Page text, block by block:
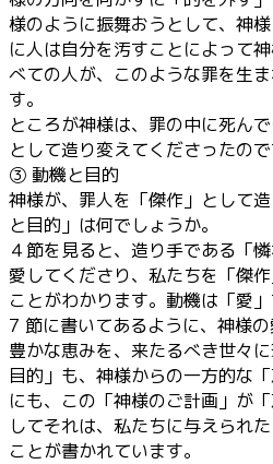
様のように振舞おうとして、神
に人は自分を汚すことによって
べての人が、このような罪を生
す。
ところが神様は、罪の中に死ん
として造り変えてくださったので
③ 動機と目的
神様が、罪人を「傑作」として
と目的」は何でしょうか。
４節を見ると、造り手である「
愛してくださり、私たちを「傑
ことがわかります。動機は「愛
7 節に書いてあるように、神様
豊かな恵みを、来たるべき世々
目的」も、神様からの一方的な
にも、この「神様のご計画」が
してそれは、私たちに与えられ
ことが書かれています。